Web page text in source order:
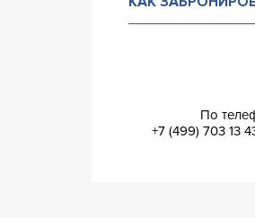
По
+7 (499) 703 13